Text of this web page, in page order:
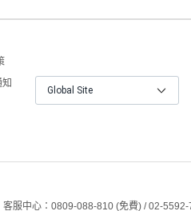
Global Site
客服中心：0809-088-810 (免費) / 02-